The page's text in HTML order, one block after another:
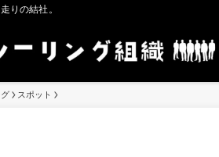
りの結社。
スポット